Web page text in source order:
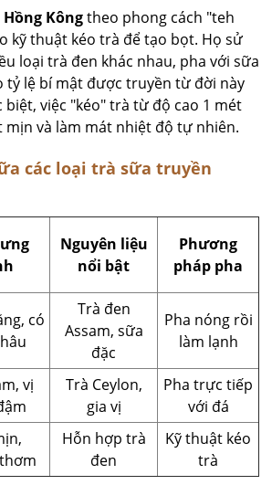
Kôngtheo phong cách "teh
kỹ thuật kéo trà để tạo bọt. Họ sử
loại trà đen khác nhau, pha với sữa
tỷ lệ bí mật được truyền từ đời này
biệt, việc "kéo" trà từ độ cao 1 mét
và làm mát nhiệt độ tự nhiên.
các loại trà sữa truyền
Nguyên liệu
nổi bật
Phương
pháp pha
có
Trà đen
Assam, sữa
đặc
Pha nóng rồi
làm lạnh
vị
Trà Ceylon,
gia vị
Pha trực tiếp
với đá
Hỗn hợp trà
đen
Kỹ thuật kéo
trà